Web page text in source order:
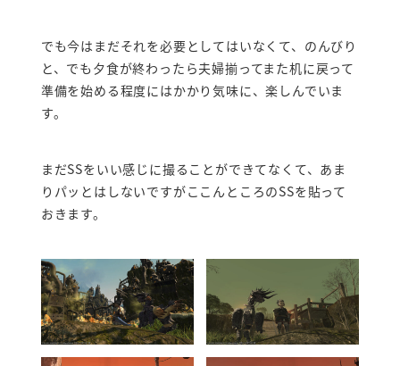
でも今はまだそれを必要としてはいなくて、のんびり
と、でも夕食が終わったら夫婦揃ってまた机に戻って
準備を始める程度にはかかり気味に、楽しんでいま
す。
まだSSをいい感じに撮ることができてなくて、あま
りパッとはしないですがここんところのSSを貼って
おきます。